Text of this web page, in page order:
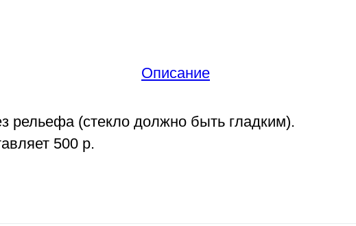
Описание
рельефа (стекло должно быть гладким).
500 р.